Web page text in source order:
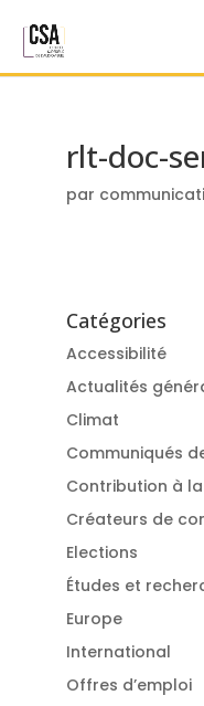
rlt-doc-
par
Catégories
Accessibilité
Actualités
Climat
Communiqués
Contribution à
Créateurs de
Elections
Études et
Europe
International
Offres d’emploi